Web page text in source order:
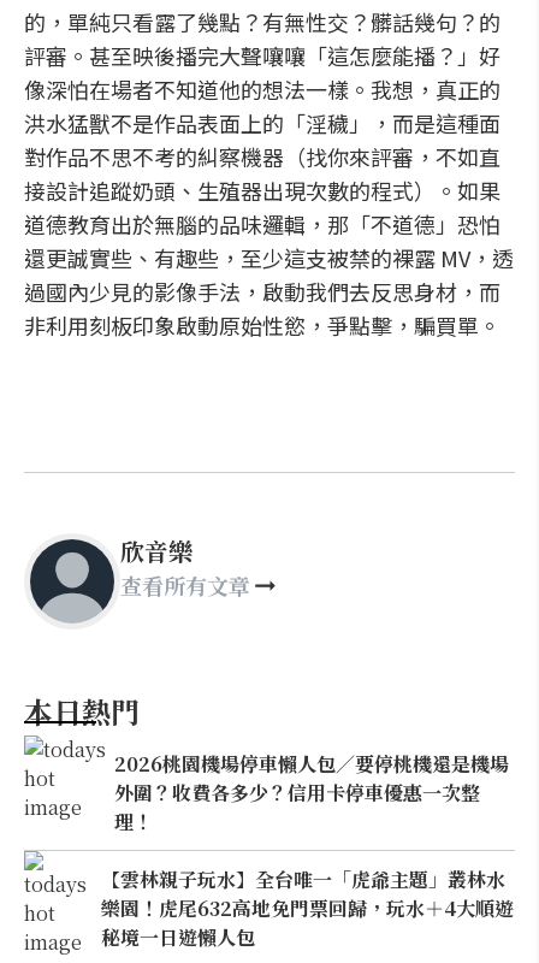
的，單純只看露了幾點？有無性交？髒話幾句？的
評審。甚至映後播完大聲嚷嚷「這怎麼能播？」好
像深怕在場者不知道他的想法一樣。我想，真正的
洪水猛獸不是作品表面上的「淫穢」，而是這種面
對作品不思不考的糾察機器（找你來評審，不如直
接設計追蹤奶頭、生殖器出現次數的程式）。如果
道德教育出於無腦的品味邏輯，那「不道德」恐怕
還更誠實些、有趣些，至少這支被禁的裸露 MV，透
過國內少見的影像手法，啟動我們去反思身材，而
非利用刻板印象啟動原始性慾，爭點擊，騙買單。
欣音樂
查看所有文章
本日熱門
2026桃園機場停車懶人包／要停桃機還是機場
外圍？收費各多少？信用卡停車優惠一次整
理！
【雲林親子玩水】全台唯一「虎爺主題」叢林水
樂園！虎尾632高地免門票回歸，玩水＋4大順遊
秘境一日遊懶人包